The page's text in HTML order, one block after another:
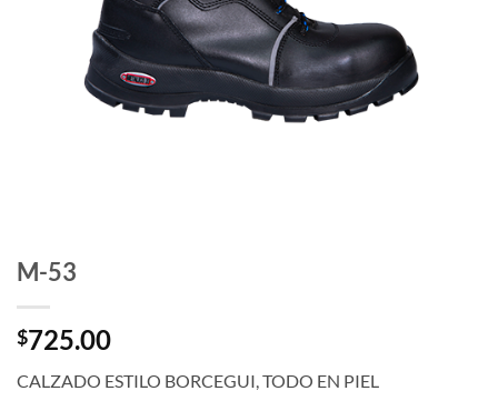
M-53
$725.00
CALZADO ESTILO BORCEGUI, TODO EN PIEL